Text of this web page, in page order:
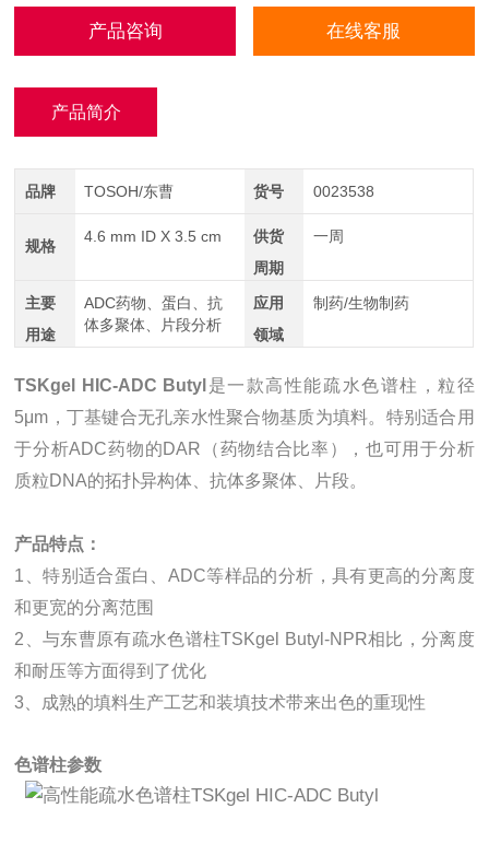
产品咨询 在线客服
产品简介
品牌 TOSOH/东曹 货号 0023538
规格
4.6 mm ID X 3.5 cm
供货
周期
一周
主要
用途
ADC药物、蛋白、抗
体多聚体、片段分析
应用
领域
制药/生物制药
TSKgel HIC-ADC Butyl 是一款高性能疏水色谱柱，粒径
5μm，丁基键合无孔亲水性聚合物基质为填料。特别适合用
于分析ADC药物的DAR（药物结合比率），也可用于分析
质粒DNA的拓扑异构体、抗体多聚体、片段。
产品特点：
1、特别适合蛋白、ADC等样品的分析，具有更高的分离度
和更宽的分离范围
2、与东曹原有疏水色谱柱TSKgel Butyl-NPR相比，分离度
和耐压等方面得到了优化
3、成熟的填料生产工艺和装填技术带来出色的重现性
色谱柱参数